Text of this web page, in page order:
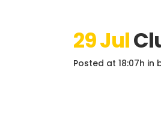
29 Jul
Posted at 18:07h in